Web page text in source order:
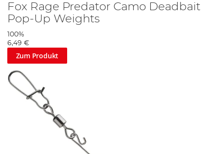
Fox Rage Predator Camo Deadbait
Pop-Up Weights
100%
6,49 €
Zum Produkt